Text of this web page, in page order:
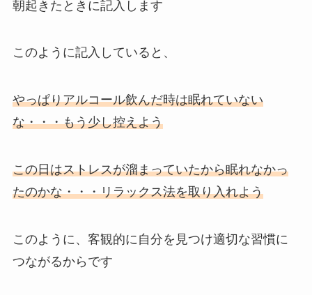
朝起きたときに記入します
このように記入していると、
やっぱりアルコール飲んだ時は眠れていない
な・・・もう少し控えよう
この日はストレスが溜まっていたから眠れなかっ
たのかな・・・リラックス法を取り入れよう
このように、客観的に自分を見つけ適切な習慣に
つながるからです